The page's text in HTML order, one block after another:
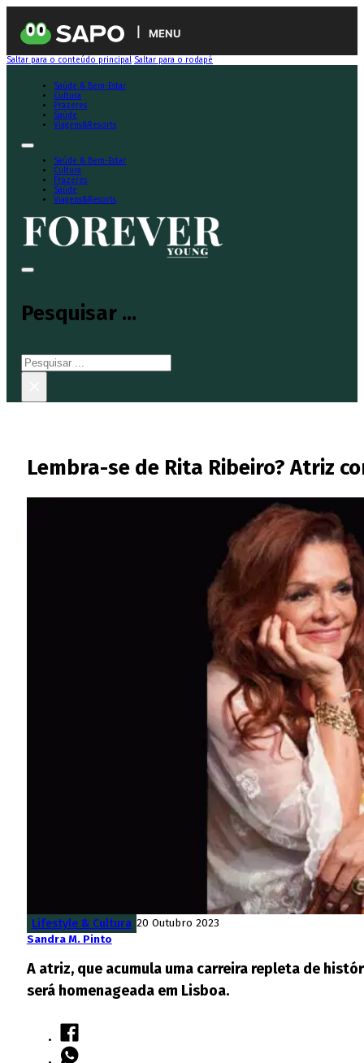
MENU
Saltar para o conteúdo principal Saltar para o rodapé
Saúde & Bem-Estar
Cultura
Prazeres
Saúde
Viagens&Resorts
Saúde & Bem-Estar
Cultura
Prazeres
Saúde
Viagens&Resorts
Pesquisar ...
Pesquisar
Lembra-se de Rita Ribeiro? Atriz
Lifestyle & Cultura 20 Outubro 2023
Sandra M. Pinto
A atriz, que acumula uma carreira repleta de
será homenageada em Lisboa.